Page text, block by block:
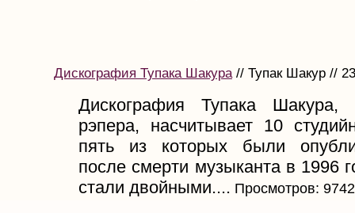
Дискография Тупака Шакура// Тупак Шакур //
Дискография Тупака Шакура,
рэпера, насчитывает 10
пять из которых были
после смерти музыканта в 1996
стали двойными.... Просмотров: 9742